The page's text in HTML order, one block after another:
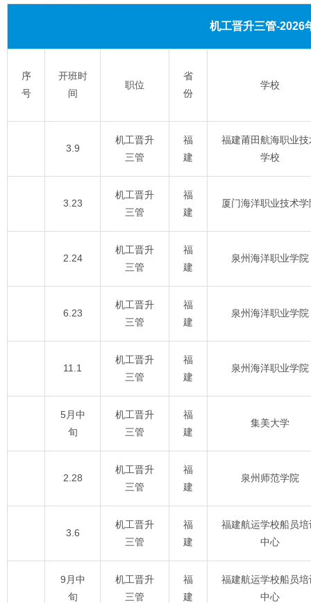
机工晋升三管-2026
序
号
开班时
间
职位
省
份
学校
3.9
机工晋升
三管
福
建
福建莆田航海职业技
学校
3.23
机工晋升
三管
福
建
厦门海洋职业技术学
2.24
机工晋升
三管
福
建
泉州海洋职业学院
6.23
机工晋升
三管
福
建
泉州海洋职业学院
11.1
机工晋升
三管
福
建
泉州海洋职业学院
5月中
旬
机工晋升
三管
福
建
集美大学
2.28
机工晋升
三管
福
建
泉州师范学院
3.6
机工晋升
三管
福
建
福建航运学校船员培
中心
9月中
旬
机工晋升
三管
福
建
福建航运学校船员培
中心